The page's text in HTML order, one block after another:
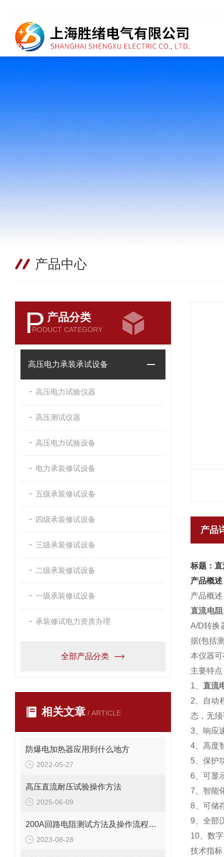
产品中心
P 产品分类
RODUCT CATEGORY
高压电力承装承试设备
高压电力试验仪器
高压测试仪器
高压电力试验设备
电力承装修试设备
五级承装修试设备
四级承装修试设备
三级承装修试设备
二级承装修试设备
一级承装修试设备
承装修试电力资质办理
全部产品分类
相关文章 / ARTICLE
防爆电加热器应用到什么地方
2022-05-27
高压直流耐压试验操作方法
2025-06-09
200A回路电阻测试方法及操作流程注意事项
2023-08-28
产品
标题：
产品概述
产品概述
直流电
A/D转换
据(包括
本仪器
主要特点
1、 直流
2、自动
态，无
3、响应
4、高度
5、保护
6、可显
7、智能
8、可储
9、全部
10、数
技术指标